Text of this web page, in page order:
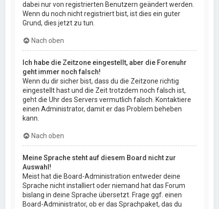
dabei nur von registrierten Benutzern geändert werden.
Wenn du noch nicht registriert bist, ist dies ein guter
Grund, dies jetzt zu tun.
Nach oben
Ich habe die Zeitzone eingestellt, aber die Forenuhr
geht immer noch falsch!
Wenn du dir sicher bist, dass du die Zeitzone richtig
eingestellt hast und die Zeit trotzdem noch falsch ist,
geht die Uhr des Servers vermutlich falsch. Kontaktiere
einen Administrator, damit er das Problem beheben
kann.
Nach oben
Meine Sprache steht auf diesem Board nicht zur
Auswahl!
Meist hat die Board-Administration entweder deine
Sprache nicht installiert oder niemand hat das Forum
bislang in deine Sprache übersetzt. Frage ggf. einen
Board-Administrator, ob er das Sprachpaket, das du